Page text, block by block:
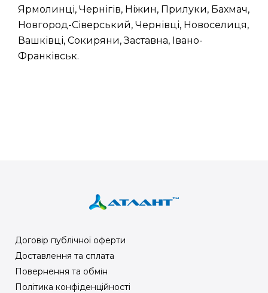
Ярмолинці, Чернігів, Ніжин, Прилуки, Бахмач,
Новгород-Сіверський, Чернівці, Новоселиця,
Вашківці, Сокиряни, Заставна, Івано-
Франківськ.
Договір публічної оферти
Доставлення та сплата
Повернення та обмін
Політика конфіденційності